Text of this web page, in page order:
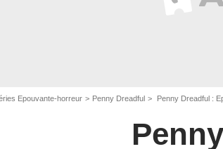
Epouvante-horreur Penny Dreadful Penny Dreadful :